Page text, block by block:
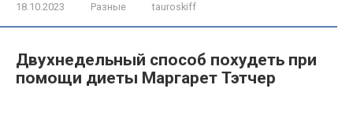
18.10.2023 Разные tauroskiff
Двухнедельный способ похудеть при
помощи диеты Маргарет Тэтчер